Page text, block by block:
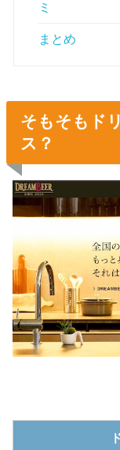
ミ
まとめ
そもそもド
ス？